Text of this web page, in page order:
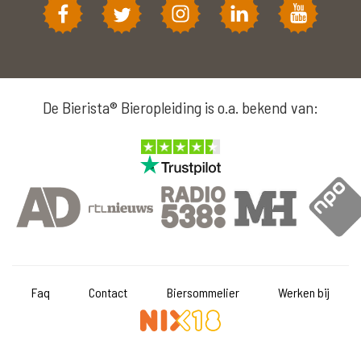
De Bierista® Bieropleiding is o.a. bekend van:
Faq Contact Biersommelier Werken bij